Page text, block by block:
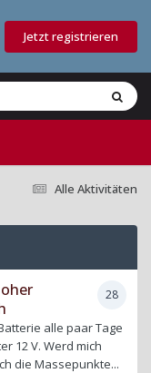
Jetzt registrieren
Alle Aktivitäten
28
alle paar Tage
12 V. Werd mich
die Massepunkte...